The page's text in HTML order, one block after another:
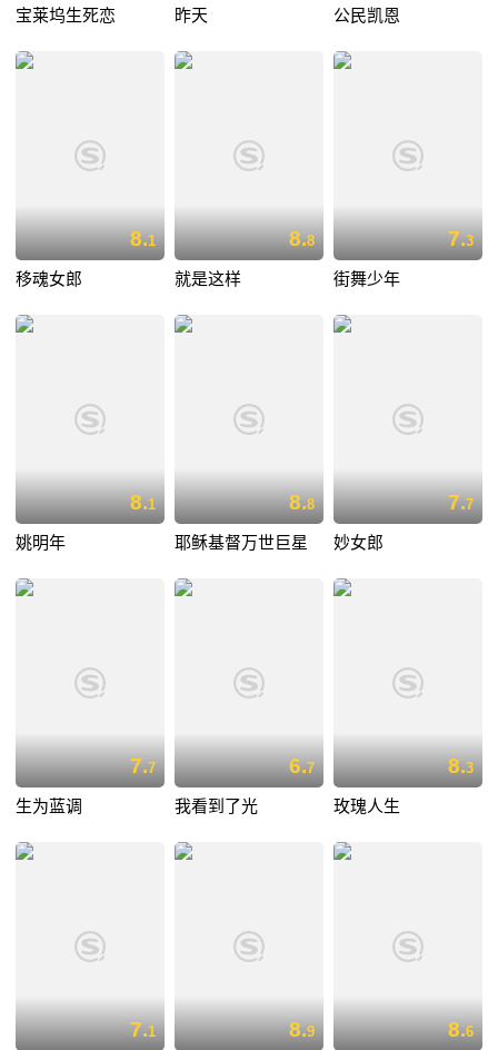
宝莱坞生死恋 昨天 公民凯恩
8.1
移魂女郎
8.8
就是这样
7.3
街舞少年
8.1
姚明年
8.8
耶稣基督万世巨星
7.7
妙女郎
7.7
生为蓝调
6.7
我看到了光
8.3
玫瑰人生
7.1 8.9 8.6